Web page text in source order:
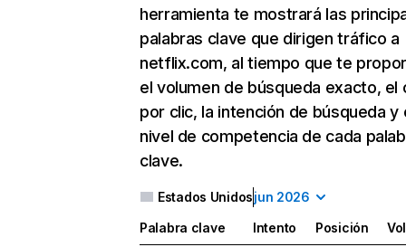
herramienta te mostrará las
palabras clave que dirigen tráfico a
netflix.com, al tiempo que te
el volumen de búsqueda exacto, el
por clic, la intención de búsqueda y
nivel de competencia de cada
clave.
Estados Unidosjun 2026
Palabra clave Intento Posición